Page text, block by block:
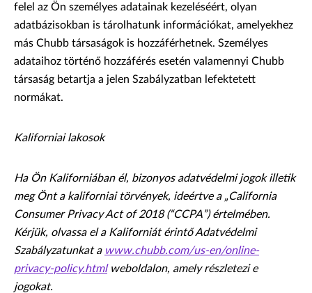
felel az Ön személyes adatainak kezeléséért, olyan
adatbázisokban is tárolhatunk információkat, amelyekhez
más Chubb társaságok is hozzáférhetnek. Személyes
adataihoz történő hozzáférés esetén valamennyi Chubb
társaság betartja a jelen Szabályzatban lefektetett
normákat.
Kaliforniai lakosok
Ha Ön Kaliforniában él, bizonyos adatvédelmi jogok illetik
meg Önt a kaliforniai törvények, ideértve a „California
Consumer Privacy Act of 2018 (“CCPA”) értelmében.
Kérjük, olvassa el a Kaliforniát érintő Adatvédelmi
Szabályzatunkat a www.chubb.com/us-en/online-
privacy-policy.htmlweboldalon, amely részletezi e
jogokat.